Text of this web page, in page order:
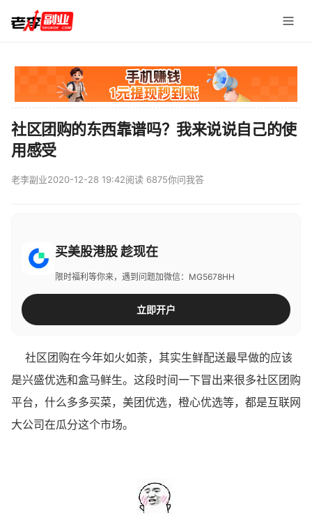
社区团购的东西靠谱吗？我来说说自己的使
用感受
老李副业2020-12-28 19:42阅读 6875你问我答
买美股港股 趁现在
限时福利等你来，遇到问题加微信：MG5678HH
立即开户
社区团购在今年如火如荼，其实生鲜配送最早做的应该
是兴盛优选和盒马鲜生。这段时间一下冒出来很多社区团购
平台，什么多多买菜，美团优选，橙心优选等，都是互联网
大公司在瓜分这个市场。